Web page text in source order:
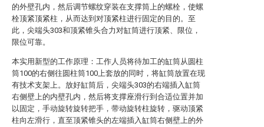
的外壁孔内，然后调节螺纹穿装在支撑筒上的螺栓，使螺
栓顶紧顶紧柱，从而达到对顶紧柱进行固定的目的。至
此，尖端头303和顶紧锥头合力对缸筒进行顶紧、限位，
限位可靠。
本实用新型的工作原理：工作人员将待加工的缸筒从圆柱
筒100的右侧往圆柱筒100上套放的同时，将缸筒放置在现
有技术支架上。放好缸筒后，尖端头303的右端插入缸筒
右侧壁上的内壁孔内，然后将支撑座滑行到合适位置并加
以固定，手动旋转旋转把手，带动旋转柱旋转，驱动顶紧
柱向左滑行，直至顶紧锥头的左端插入缸筒右侧壁上的外